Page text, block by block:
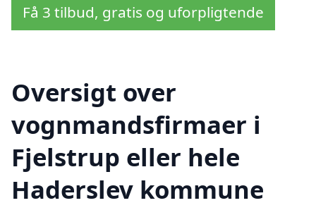
Få 3 tilbud, gratis og uforpligtende
Oversigt over
vognmandsfirmaer i
Fjelstrup eller hele
Haderslev kommune